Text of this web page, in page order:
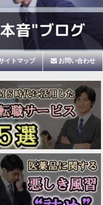
イトマップ お問い合わせ